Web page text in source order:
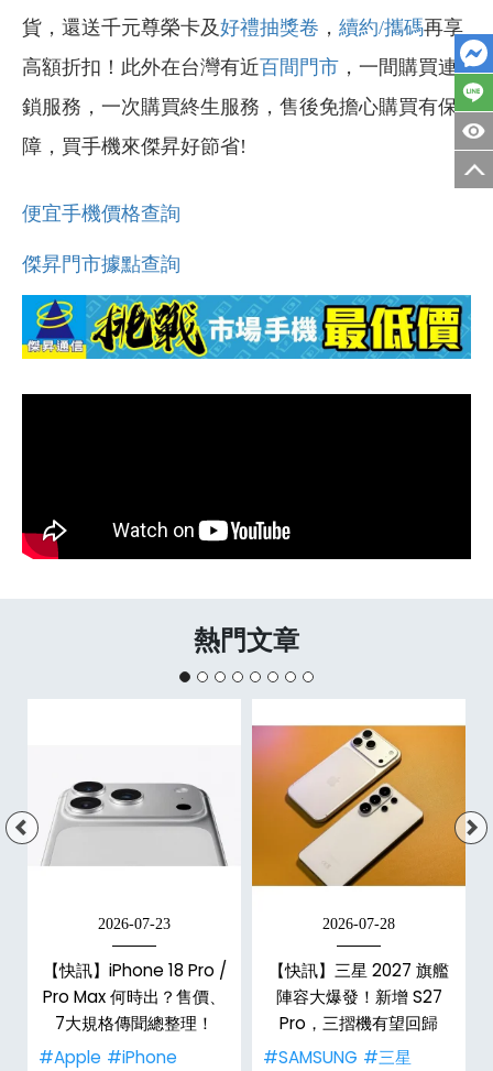
貨，還送千元尊榮卡及好禮抽獎卷 ， 續約/攜碼再享
高額折扣！此外在台灣有近百間門市 ，一間購買連
鎖服務，一次購買終生服務，售後免擔心購買有保
障，買手機來傑昇好節省!
便宜手機價格查詢
傑昇門市據點查詢
熱門文章
2026-07-23
【快訊】iPhone 18 Pro /
Pro Max 何時出？售價、
7大規格傳聞總整理！
#Apple #iPhone
2026-07-28
【快訊】三星 2027 旗艦
陣容大爆發！新增 S27
Pro，三摺機有望回歸
#SAMSUNG #三星